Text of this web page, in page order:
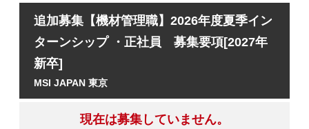
追加募集【機材管理職】2026年度夏季イン
ターンシップ ・正社員 募集要項[2027年
新卒]
MSI JAPAN 東京
現在は募集していません。